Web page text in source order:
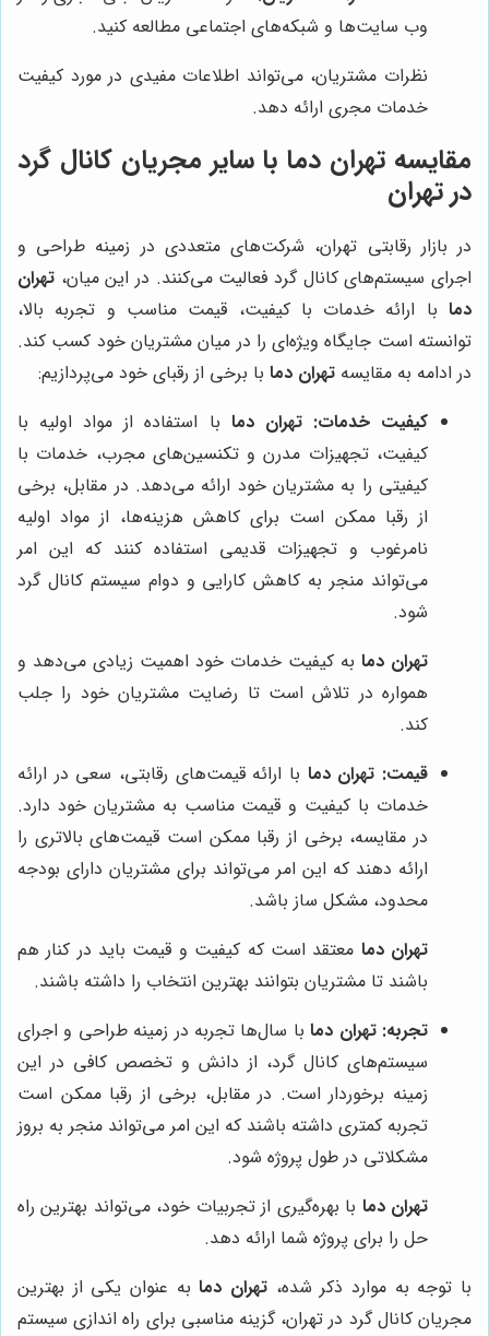
وب سایت‌ها و شبکه‌های اجتماعی مطالعه کنید.
نظرات مشتریان، می‌تواند اطلاعات مفیدی در مورد کیفیت
خدمات مجری ارائه دهد.
مقایسه تهران دما با سایر مجریان کانال گرد
در تهران
در بازار رقابتی تهران، شرکت‌های متعددی در زمینه طراحی و
اجرای سیستم‌های کانال گرد فعالیت می‌کنند. در این میان، تهران
دما با ارائه خدمات با کیفیت، قیمت مناسب و تجربه بالا،
توانسته است جایگاه ویژه‌ای را در میان مشتریان خود کسب کند.
در ادامه به مقایسه تهران دما با برخی از رقبای خود می‌پردازیم:
کیفیت خدمات: تهران دما با استفاده از مواد اولیه با
کیفیت، تجهیزات مدرن و تکنسین‌های مجرب، خدمات با
کیفیتی را به مشتریان خود ارائه می‌دهد. در مقابل، برخی
از رقبا ممکن است برای کاهش هزینه‌ها، از مواد اولیه
نامرغوب و تجهیزات قدیمی استفاده کنند که این امر
می‌تواند منجر به کاهش کارایی و دوام سیستم کانال گرد
شود.
تهران دما به کیفیت خدمات خود اهمیت زیادی می‌دهد و
همواره در تلاش است تا رضایت مشتریان خود را جلب
کند.
قیمت: تهران دما با ارائه قیمت‌های رقابتی، سعی در ارائه
خدمات با کیفیت و قیمت مناسب به مشتریان خود دارد.
در مقایسه، برخی از رقبا ممکن است قیمت‌های بالاتری را
ارائه دهند که این امر می‌تواند برای مشتریان دارای بودجه
محدود، مشکل ساز باشد.
تهران دما معتقد است که کیفیت و قیمت باید در کنار هم
باشند تا مشتریان بتوانند بهترین انتخاب را داشته باشند.
تجربه: تهران دمابا سال‌ها تجربه در زمینه طراحی و اجرای
سیستم‌های کانال گرد، از دانش و تخصص کافی در این
زمینه برخوردار است. در مقابل، برخی از رقبا ممکن است
تجربه کمتری داشته باشند که این امر می‌تواند منجر به بروز
مشکلاتی در طول پروژه شود.
تهران دما با بهره‌گیری از تجربیات خود، می‌تواند بهترین راه
حل را برای پروژه شما ارائه دهد.
با توجه به موارد ذکر شده، تهران دمابه عنوان یکی از بهترین
مجریان کانال گرد در تهران، گزینه مناسبی برای راه اندازی سیستم